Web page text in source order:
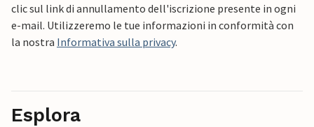
clic sul link di annullamento dell'iscrizione presente in ogni
e-mail. Utilizzeremo le tue informazioni in conformità con
la nostra Informativa sulla privacy.
Esplora